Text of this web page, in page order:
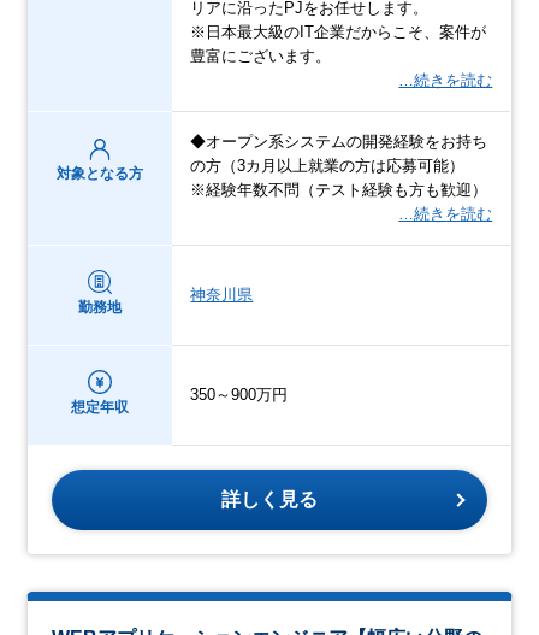
リアに沿ったPJをお任せします。
※日本最大級のIT企業だからこそ、案件が
豊富にございます。
…続きを読む
対象となる方
◆オープン系システムの開発経験をお持ち
の方（3カ月以上就業の方は応募可能）
※経験年数不問（テスト経験も方も歓迎）
…続きを読む
勤務地
神奈川県
想定年収
350～900万円
詳しく見る